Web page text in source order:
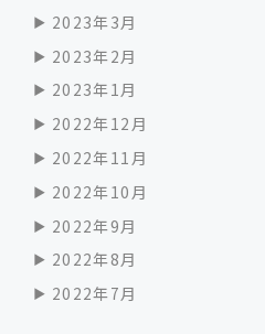
2023年3月
2023年2月
2023年1月
2022年12月
2022年11月
2022年10月
2022年9月
2022年8月
2022年7月